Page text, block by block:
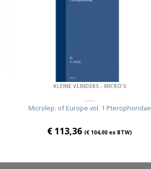
KLEINE VLINDERS - MICRO'S
Microlep. of Europe vol. 1 Pterophoridae
€ 113,36 (€104,00 ex BTW)